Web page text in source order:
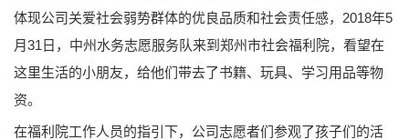
体现公司关爱社会弱势群体的优良品质和社会责任感，2018年5
月31日，中州水务志愿服务队来到郑州市社会福利院，看望在
这里生活的小朋友，给他们带去了书籍、玩具、学习用品等物
资。
在福利院工作人员的指引下，公司志愿者们参观了孩子们的活